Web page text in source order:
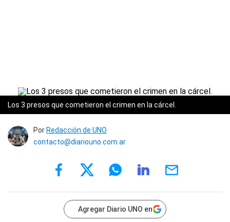
Los 3 presos que cometieron el crimen en la cárcel.
Por Redacción de UNO
contacto@diariouno.com.ar
Agregar Diario UNO en